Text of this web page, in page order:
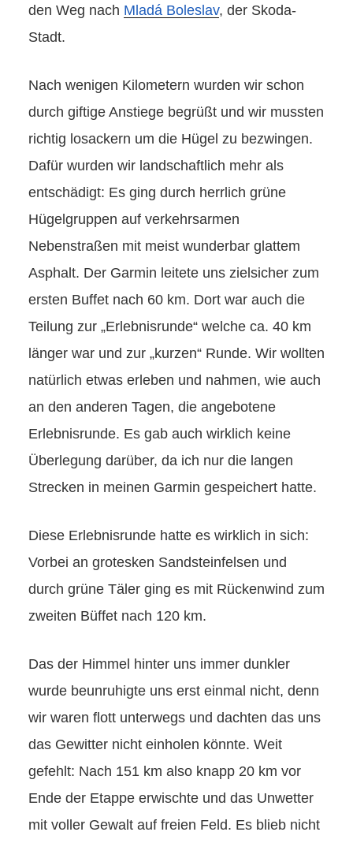
den Weg nach Mladá Boleslav, der Skoda-
Stadt.
Nach wenigen Kilometern wurden wir schon
durch giftige Anstiege begrüßt und wir mussten
richtig losackern um die Hügel zu bezwingen.
Dafür wurden wir landschaftlich mehr als
entschädigt: Es ging durch herrlich grüne
Hügelgruppen auf verkehrsarmen
Nebenstraßen mit meist wunderbar glattem
Asphalt. Der Garmin leitete uns zielsicher zum
ersten Buffet nach 60 km. Dort war auch die
Teilung zur „Erlebnisrunde“ welche ca. 40 km
länger war und zur „kurzen“ Runde. Wir wollten
natürlich etwas erleben und nahmen, wie auch
an den anderen Tagen, die angebotene
Erlebnisrunde. Es gab auch wirklich keine
Überlegung darüber, da ich nur die langen
Strecken in meinen Garmin gespeichert hatte.
Diese Erlebnisrunde hatte es wirklich in sich:
Vorbei an grotesken Sandsteinfelsen und
durch grüne Täler ging es mit Rückenwind zum
zweiten Büffet nach 120 km.
Das der Himmel hinter uns immer dunkler
wurde beunruhigte uns erst einmal nicht, denn
wir waren flott unterwegs und dachten das uns
das Gewitter nicht einholen könnte. Weit
gefehlt: Nach 151 km also knapp 20 km vor
Ende der Etappe erwischte und das Unwetter
mit voller Gewalt auf freien Feld. Es blieb nicht